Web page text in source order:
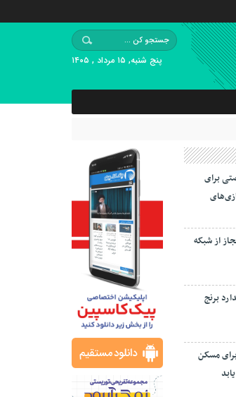
پنج شنبه, ۱۵ مرداد , ۱۴۰۵
برای
از شبکه
برنج
مسکن